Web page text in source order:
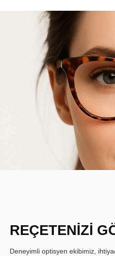
REÇETENİZİ
Deneyimli optisyen ekibimiz,